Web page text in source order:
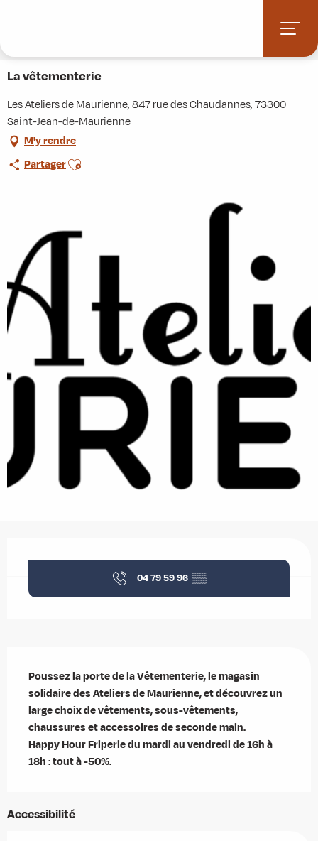
principal
La vêtementerie
Les Ateliers de Maurienne, 847 rue des Chaudannes, 73300
Saint-Jean-de-Maurienne
M'y rendre
PartagerAjouter aux favoris
04 79 59 96 ▒▒
Poussez la porte de la Vêtementerie, le magasin
solidaire des Ateliers de Maurienne, et découvrez un
large choix de vêtements, sous-vêtements,
chaussures et accessoires de seconde main.
Happy Hour Friperie du mardi au vendredi de 16h à
18h : tout à -50%.
Accessibilité